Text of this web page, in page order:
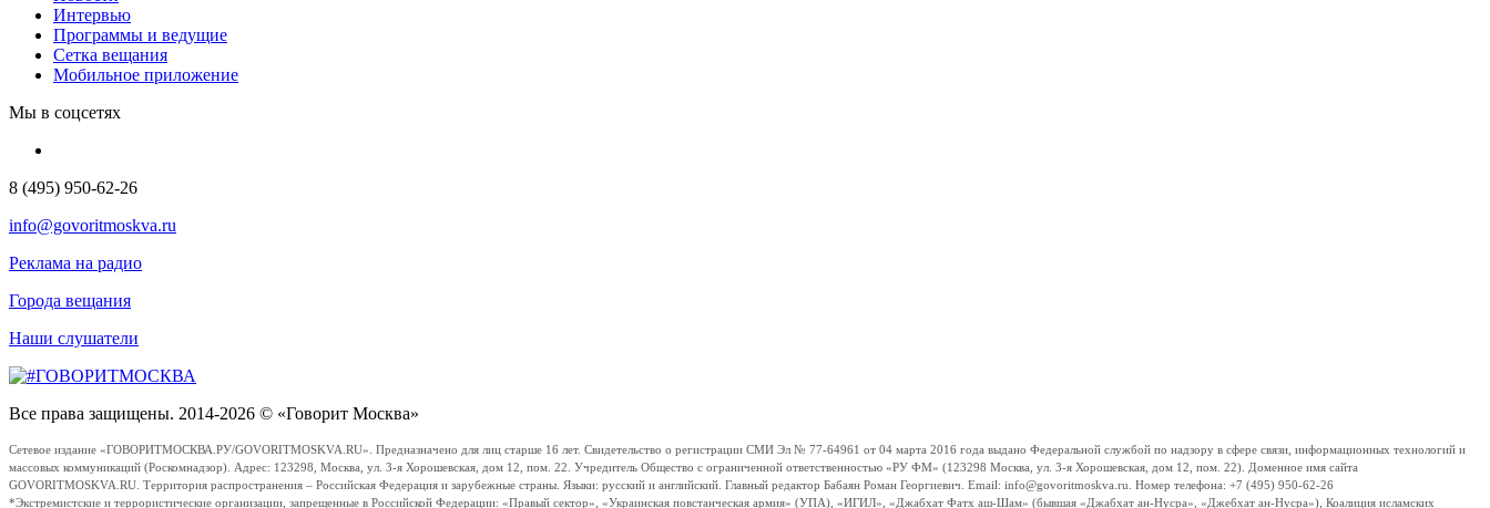
Интервью
Программы и ведущие
Сетка вещания
Мобильное приложение
Мы в соцсетях
8 (495) 950-62-26
info@govoritmoskva.ru
Реклама на радио
Города вещания
Наши слушатели
Все права защищены. 2014-2026 © «Говорит Москва»
Сетевое издание «ГОВОРИТМОСКВА.РУ/GOVORITMOSKVA.RU». Предназначено для лиц старше 16 лет. Свидетельство о регистрации СМИ Эл № 77-64961 от 04 марта 2016 года выдано Федеральной службой по надзору в сфере связи, информационных технологий и
массовых коммуникаций (Роскомнадзор). Адрес: 123298, Москва, ул. 3-я Хорошевская, дом 12, пом. 22. Учредитель Общество с ограниченной ответственностью «РУ ФМ» (123298 Москва, ул. 3-я Хорошевская, дом 12, пом. 22). Доменное имя сайта
GOVORITMOSKVA.RU. Территория распространения – Российская Федерация и зарубежные страны. Языки: русский и английский. Главный редактор Бабаян Роман Георгиевич. Email: info@govoritmoskva.ru. Номер телефона: +7 (495) 950-62-26
*Экстремистские и террористические организации, запрещенные в Российской Федерации: «Правый сектор», «Украинская повстанческая армия» (УПА), «ИГИЛ», «Джабхат Фатх аш-Шам» (бывшая «Джабхат ан-Нусра», «Джебхат ан-Нусра»), Коалиция исламских